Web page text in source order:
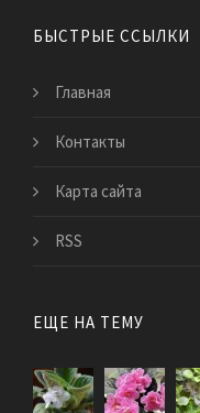
БЫСТРЫЕ ССЫЛКИ
Главная
Контакты
Карта сайта
RSS
ЕЩЕ НА ТЕМУ